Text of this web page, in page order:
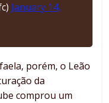
January 14,
porém, o Leão
da
comprou um